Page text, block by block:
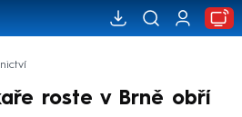
roste v Brně obří